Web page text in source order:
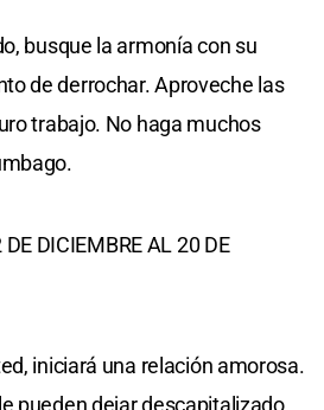
busque la armonía con su
de derrochar. Aproveche las
trabajo. No haga muchos
DICIEMBRE AL 20 DE
iniciará una relación amorosa.
pueden dejar descapitalizado.